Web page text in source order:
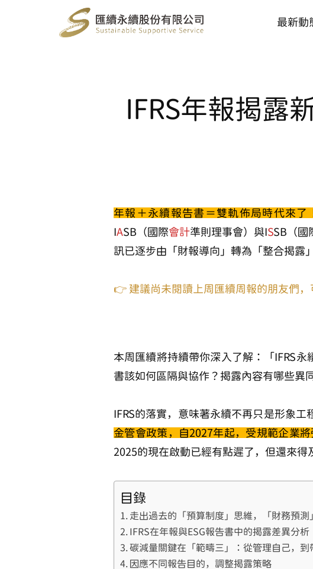
最新動
IFRS年報揭露
年報＋永續報告書＝雙軌佈局時代來了
IASB（國際會計準則理事會）與ISSB（國
訊已逐步由「財報導向」轉為「整合揭露
👉 建議尚未閱讀上周匯續周報的朋友們
本周匯續將持續帶你深入了解：「IFRS
書該如何區隔與協作？揭露內容有哪些異
IFRS的落實，意味著永續不再只是形象工
金管會政策，自2027年起，受規範企業
2025的現在啟動已經有點遲了，但還來得
目錄
走出過去的「預算制度」思維，「財務預測
IFRS在年報與ESG報告書中的揭露差異分析
碳減量關鍵在「範疇三」：從管理自己，到
因應不同報告目的，調整揭露策略